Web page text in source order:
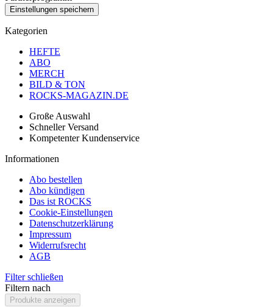
Kategorien
HEFTE
ABO
MERCH
BILD & TON
ROCKS-MAGAZIN.DE
Große Auswahl
Schneller Versand
Kompetenter Kundenservice
Informationen
Abo bestellen
Abo kündigen
Das ist ROCKS
Cookie-Einstellungen
Datenschutzerklärung
Impressum
Widerrufsrecht
AGB
Filter schließen
Filtern nach
Produkte anzeigen